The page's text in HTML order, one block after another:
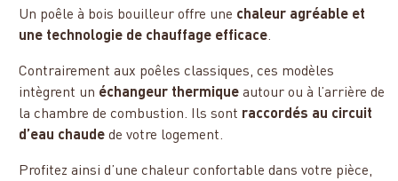
Un poêle à bois bouilleur offre une chaleur agréable et
une technologie de chauffage efficace.
Contrairement aux poêles classiques, ces modèles
intègrent un échangeur thermique autour ou à l’arrière de
la chambre de combustion. Ils sont raccordés au circuit
d’eau chaude de votre logement.
Profitez ainsi d’une chaleur confortable dans votre pièce,